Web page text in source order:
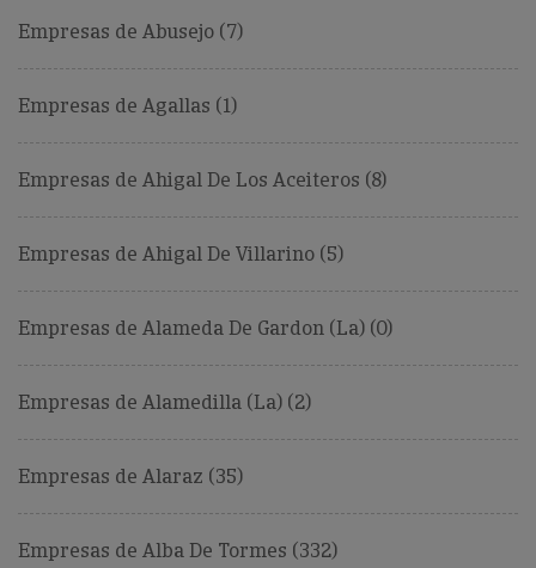
Empresas de Abusejo (7)
Empresas de Agallas (1)
Empresas de Ahigal De Los Aceiteros (8)
Empresas de Ahigal De Villarino (5)
Empresas de Alameda De Gardon (La) (0)
Empresas de Alamedilla (La) (2)
Empresas de Alaraz (35)
Empresas de Alba De Tormes (332)